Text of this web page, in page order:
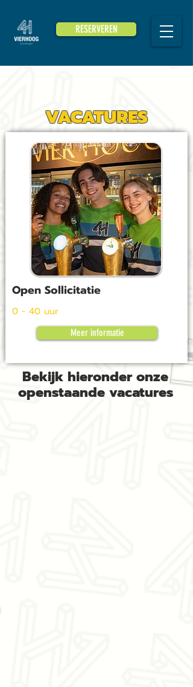
RESERVEREN
VACATURES
Open Sollicitatie
0 - 40 uur
Meer informatie
Bekijk hieronder onze
openstaande vacatures